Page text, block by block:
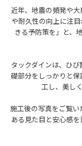
近年、地震の頻発や
や耐久性の向上に注
きる予防策を」と、
タックダインは、ひ
礎部分をしっかりと
工し、美し
施工後の写真をご覧
ある見た目と安心感